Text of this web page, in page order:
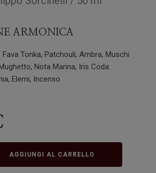
ARMONICA
Tonka, Patchouli, Ambra, Muschi
Nota Marina, Iris Coda:
Elemi, Incenso
AGGIUNGI AL CARRELLO